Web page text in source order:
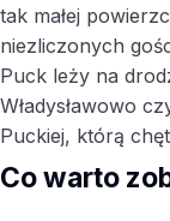
tak małej
niezliczonych
Puck leży na
Władysławowo
Puckiej, którą
Co warto